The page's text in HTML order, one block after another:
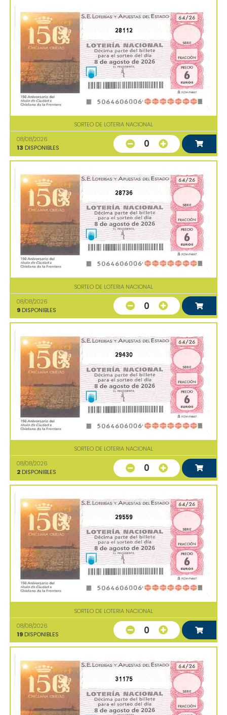
28112
SORTEO DE LOTERIA NACIONAL
08/08/2026
13 DISPONIBLES 0
28736
SORTEO DE LOTERIA NACIONAL
08/08/2026
9 DISPONIBLES 0
29430
SORTEO DE LOTERIA NACIONAL
08/08/2026
2 DISPONIBLES 0
29559
SORTEO DE LOTERIA NACIONAL
08/08/2026
19 DISPONIBLES 0
31175